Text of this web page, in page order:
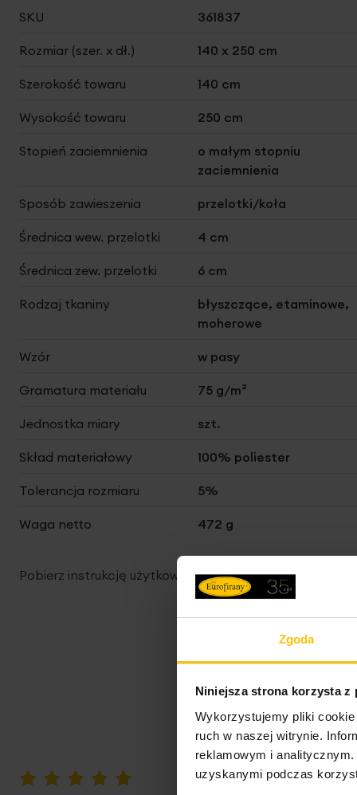
Zgoda
Niniejsza strona korzysta z
Wykorzystujemy pliki
ruch w naszej witrynie.
reklamowym i
uzyskanymi podczas
Więcej
SKU 361837
Rozmiar (szer. x dł.) 140 x 250 cm
Szerokość towaru 140 cm
Wysokość towaru 250 cm
Stopień zaciemnienia
o małym stopniu
zaciemnienia
Sposób zawieszenia przelotki/koła
Średnica wew. przelotki 4 cm
Średnica zew. przelotki 6 cm
Rodzaj tkaniny
błyszczące, etaminowe,
moherowe
Wzór w pasy
Gramatura materiału 75 g/m²
Jednostka miary szt.
Skład materiałowy 100% poliester
Tolerancja rozmiaru 5%
Waga netto 472 g
Pobierz instrukcję użytkowania i bezpieczeństwa